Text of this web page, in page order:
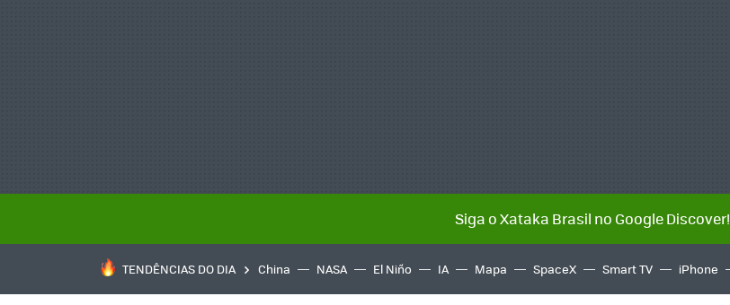
Siga o Xataka Brasil no Google Discover!
TENDÊNCIAS DO DIA China NASA El Niño IA Mapa SpaceX Smart TV iPhone